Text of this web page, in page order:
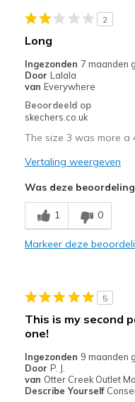
2
Long
Ingezonden 7 maanden
Door Lalala
van Everywhere
Beoordeeld op
skechers.co.uk
The size 3 was more
Vertaling weergeven
Was deze
1 0
Markeer deze
5
This is my second
one!
Ingezonden 9 maanden
Door P. J.
van Otter Creek Outlet
Describe Yourself